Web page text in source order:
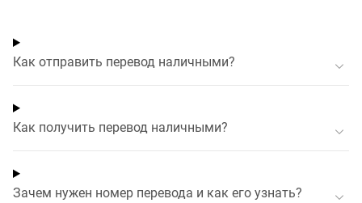
Как отправить перевод наличными?
Как получить перевод наличными?
Зачем нужен номер перевода и как его узнать?